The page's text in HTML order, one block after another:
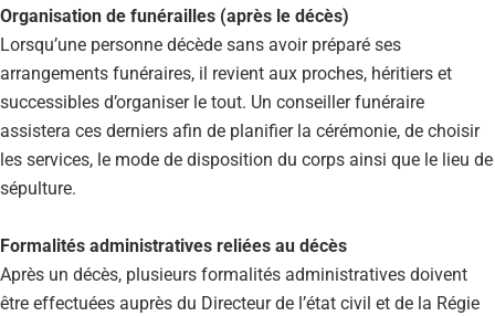
Organisation de funérailles (après le décès)
Lorsqu’une personne décède sans avoir préparé ses
arrangements funéraires, il revient aux proches, héritiers et
successibles d’organiser le tout. Un conseiller funéraire
assistera ces derniers afin de planifier la cérémonie, de choisir
les services, le mode de disposition du corps ainsi que le lieu de
sépulture.
Formalités administratives reliées au décès
Après un décès, plusieurs formalités administratives doivent
être effectuées auprès du Directeur de l’état civil et de la Régie